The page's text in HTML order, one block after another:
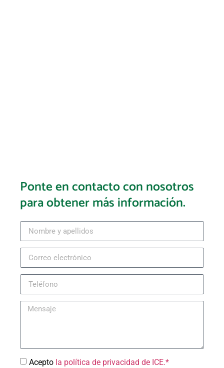
Ponte en contacto con nosotros
para obtener más información.
Acepto la política de privacidad de ICE.*